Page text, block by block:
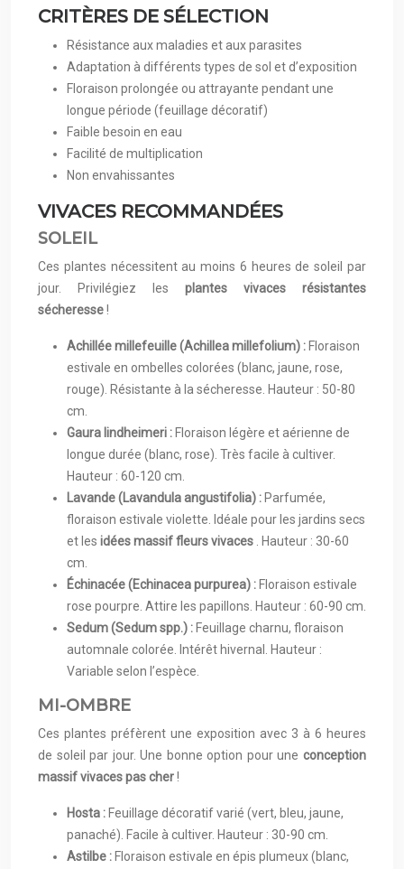
CRITÈRES DE SÉLECTION
Résistance aux maladies et aux parasites
Adaptation à différents types de sol et d’exposition
Floraison prolongée ou attrayante pendant une
longue période (feuillage décoratif)
Faible besoin en eau
Facilité de multiplication
Non envahissantes
VIVACES RECOMMANDÉES
SOLEIL
Ces plantes nécessitent au moins 6 heures de soleil par
jour. Privilégiez les plantes vivaces résistantes
sécheresse!
Achillée millefeuille (Achillea millefolium) : Floraison
estivale en ombelles colorées (blanc, jaune, rose,
rouge). Résistante à la sécheresse. Hauteur : 50-80
cm.
Gaura lindheimeri : Floraison légère et aérienne de
longue durée (blanc, rose). Très facile à cultiver.
Hauteur : 60-120 cm.
Lavande (Lavandula angustifolia) : Parfumée,
floraison estivale violette. Idéale pour les jardins secs
et les idées massif fleurs vivaces
. Hauteur : 30-60
cm.
Échinacée (Echinacea purpurea) : Floraison estivale
rose pourpre. Attire les papillons. Hauteur : 60-90 cm.
Sedum (Sedum spp.) : Feuillage charnu, floraison
automnale colorée. Intérêt hivernal. Hauteur :
Variable selon l’espèce.
MI-OMBRE
Ces plantes préfèrent une exposition avec 3 à 6 heures
de soleil par jour. Une bonne option pour une conception
massif vivaces pas cher!
Hosta : Feuillage décoratif varié (vert, bleu, jaune,
panaché). Facile à cultiver. Hauteur : 30-90 cm.
Astilbe : Floraison estivale en épis plumeux (blanc,